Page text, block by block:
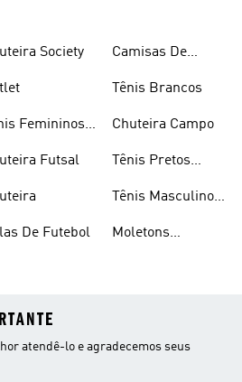
Society
Femininos
Futsal
De Futebol
Camisas De
Tênis Brancos
Chuteira Campo
Tênis Pretos
Tênis Masculino
Moletons
atendê-lo e agradecemos seus